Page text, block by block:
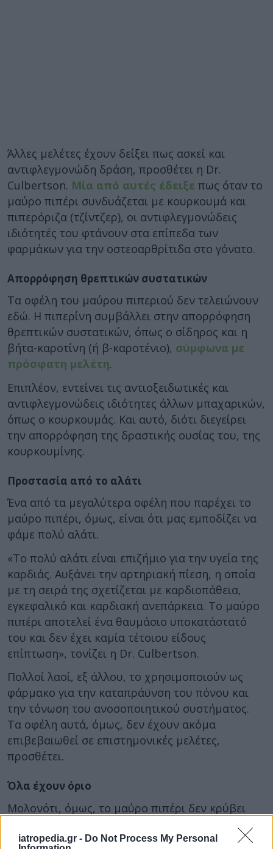
iatropedia.gr - Do Not Process My Personal
Άλλες μελέτες έχουν δείξει πως ασκεί και
αντιφλεγμονώδη δράση, προσθέτει η Dr.
Culbertson. Μία από αυτές έδειξε πως όταν το
μαύρο πιπέρι συνδυάζεται με κουρκουμά και
πιπερόριζα (τζίντζερ), οι αντιφλεγμονώδεις
ιδιότητές του φτάνουν στα επίπεδα των
φαρμάκων για την οστεοαρθρίτιδα στο γόνατο.
Απορρόφηση θρεπτικών συστατικών
Τα οφέλη του μαύρου πιπεριού δεν τελειώνουν
εδώ. Η πιπερίνη συμβάλλει στην απορρόφηση
θρεπτικών συστατικών, όπως ο σίδηρος και η
βήτα-καροτίνη (ή β-καροτένιο), σύμφωνα με
πρόσφατη μελέτη.
Επιπλέον, εντείνει τις αντιοξειδωτικές και
αντιφλεγμονώδεις ιδιότητες άλλων μπαχαρικών,
όπως ο κουρκουμάς. Και αυτό, διότι διεγείρει
την απορρόφηση της δραστικής ουσίας του, της
κουρκουμίνης.
Προστασία από το αλάτι
Ένα από τα μεγαλύτερα οφέλη που παρέχει το
μαύρο πιπέρι, όμως, είναι ότι μας εμποδίζει να
φάμε πολύ αλάτι.
«Το πολύ αλάτι είναι επιζήμιο για την υγεία της
καρδιάς. Αυξάνει την αρτηριακή πίεση, η οποία
με τη σειρά της σχετίζεται με καρδιοπάθεια,
εγκεφαλικό και καρδιακή ανεπάρκεια. Το μαύρο
πιπέρι αποτελεί ένα θαυμάσιο υποκατάστατό
του και δεν έχει καμία τέτοιου είδους
επίπτωση», τονίζει η Dr. Culbertson.
Πολλοί λαοί, εξ άλλου, το χρησιμοποιούν ως
φάρμακο για την καταπράϋνση του πόνου και
την τόνωση του ανοσοποιητικού συστήματος.
Τα οφέλη αυτά, όμως, δεν έχουν ακόμα
επιβεβαιωθεί σε επιστημονικές μελέτες,
προσθέτει.
Όλα έχουν όριο
Μολονότι, όμως, το μαύρο πιπέρι δεν κρύβει
υπερκατανάλωσή του δεν είναι αθώα. «Πολλοί